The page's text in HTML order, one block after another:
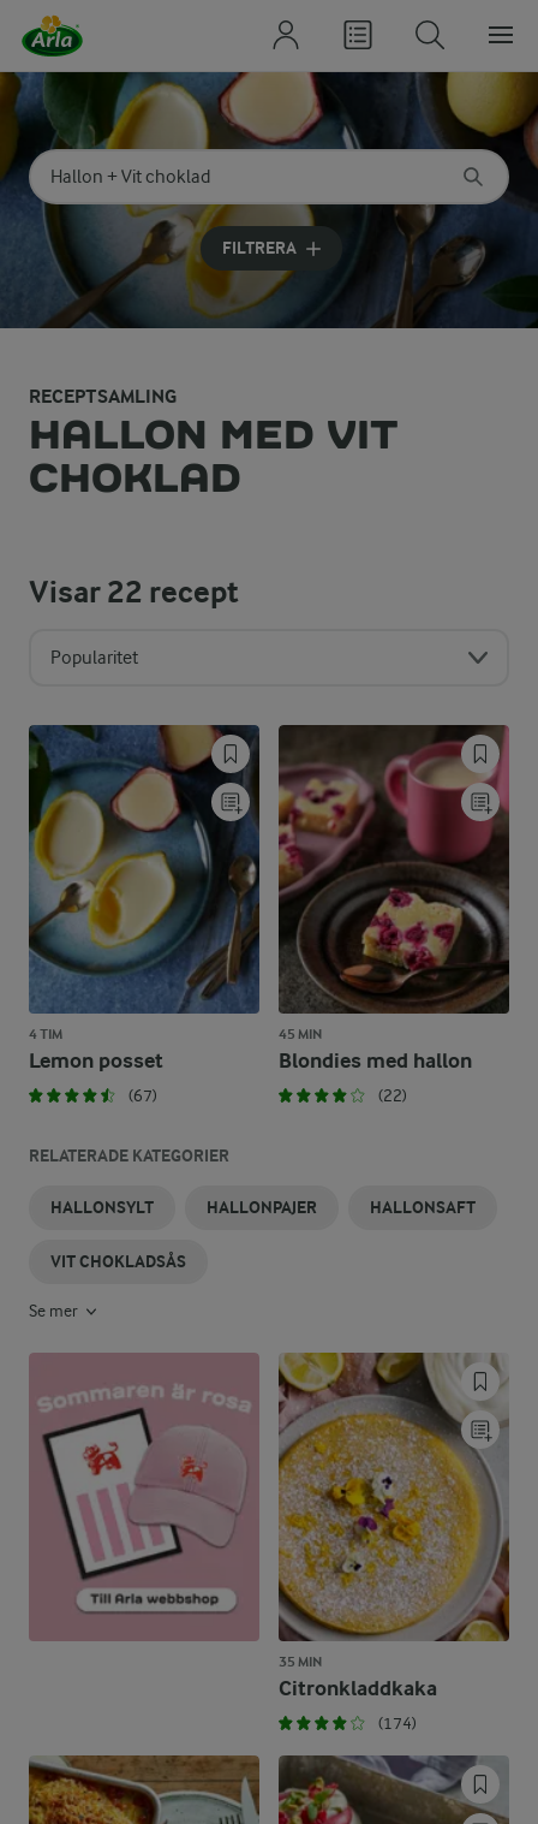
Sök på kategori eller ingrediens
Skriv in sökord för att få förslag
FILTRERA
RECEPTSAMLING
HALLON MED VIT
CHOKLAD
Visar22 recept
Popularitet
4 TIM
Lemon posset
(67)
45 MIN
Blondies med hallon
(22)
RELATERADE KATEGORIER
HALLONSYLT HALLONPAJER HALLONSAFT
VIT CHOKLADSÅS
Se mer
35 MIN
Citronkladdkaka
(174)